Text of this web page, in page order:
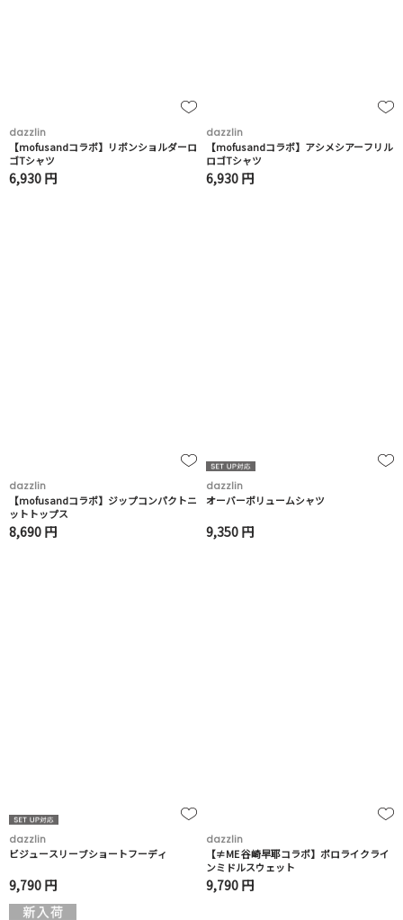
dazzlin
【mofusandコラボ】リボンショルダーロ
ゴTシャツ
6,930 円
dazzlin
【mofusandコラボ】アシメシアーフリル
ロゴTシャツ
6,930 円
dazzlin
【mofusandコラボ】ジップコンパクトニ
ットトップス
8,690 円
dazzlin
オーバーボリュームシャツ
9,350 円
dazzlin
ビジュースリーブショートフーディ
9,790 円
dazzlin
【≠ME 谷崎早耶コラボ】ポロライクライ
ンミドルスウェット
9,790 円